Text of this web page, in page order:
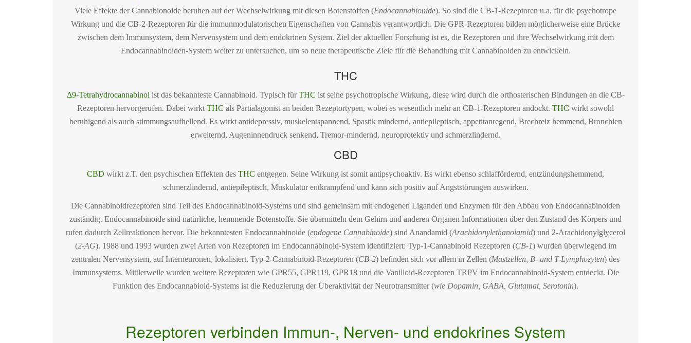
Viele Effekte der Cannabionoide beruhen auf der Wechselwirkung mit diesen Botenstoffen (Endocannabionide). So sind die CB-1-Rezeptoren u.a. für die psychotrope
Wirkung und die CB-2-Rezeptoren für die immunmodulatorischen Eigenschaften von Cannabis verantwortlich. Die GPR-Rezeptoren bilden möglicherweise eine Brücke
zwischen dem Immunsystem, dem Nervensystem und dem endokrinen System. Ziel der aktuellen Forschung ist es, die Rezeptoren und ihre Wechselwirkung mit dem
Endocannabinoiden-System weiter zu untersuchen, um so neue therapeutische Ziele für die Behandlung mit Cannabinoiden zu entwickeln.
THC
Δ9-Tetrahydrocannabinol ist das bekannteste Cannabinoid. Typisch fürTHC ist seine psychotropische Wirkung, diese wird durch die orthosterischen Bindungen an die CB-
Rezeptoren hervorgerufen. Dabei wirkt THC als Partialagonist an beiden Rezeptortypen, wobei es wesentlich mehr an CB-1-Rezeptoren andockt. THC wirkt sowohl
beruhigend als auch stimmungsaufhellend. Es wirkt antidepressiv, muskelentspannend, Spastik mindernd, antiepileptisch, appetitanregend, Brechreiz hemmend, Bronchien
erweiternd, Augeninnendruck senkend, Tremor-mindernd, neuroprotektiv und schmerzlindernd.
CBD
CBD wirkt z.T. den psychischen Effekten des THC entgegen. Seine Wirkung ist somit antipsychoaktiv. Es wirkt ebenso schlaffördernd, entzündungshemmend,
schmerzlindernd, antiepileptisch, Muskulatur entkrampfend und kann sich positiv auf Angststörungen auswirken.
Die Cannabinoidrezeptoren sind Teil des Endocannabinoid-Systems und sind gemeinsam mit endogenen Liganden und Enzymen für den Abbau von Endocannabinoiden
zuständig. Endocannabinoide sind natürliche, hemmende Botenstoffe. Sie übermitteln dem Gehirn und anderen Organen Informationen über den Zustand des Körpers und
rufen dadurch Zellreaktionen hervor. Die bekanntesten Endocannabinoide (endogene Cannabinoide) sind Anandamid (Arachidonylethanolamid) und 2-Arachidonylglycerol
(2-AG). 1988 und 1993 wurden zwei Arten von Rezeptoren im Endocannabinoid-System identifiziert: Typ-1-Cannabinoid Rezeptoren (CB-1) wurden überwiegend im
zentralen Nervensystem, auf Interneuronen, lokalisiert. Typ-2-Cannabinoid-Rezeptoren (CB-2) befinden sich vor allem in Zellen (Mastzellen, B- und T-Lymphozyten) des
Immunsystems. Mittlerweile wurden weitere Rezeptoren wie GPR55, GPR119, GPR18 und die Vanilloid-Rezeptoren TRPV im Endocannabinoid-System entdeckt. Die
Funktion des Endocannabioid-Systems ist die Reduzierung der Überaktivität der Neurotransmitter (wie Dopamin, GABA, Glutamat, Serotonin).
Rezeptoren verbinden Immun-, Nerven- und endokrines System